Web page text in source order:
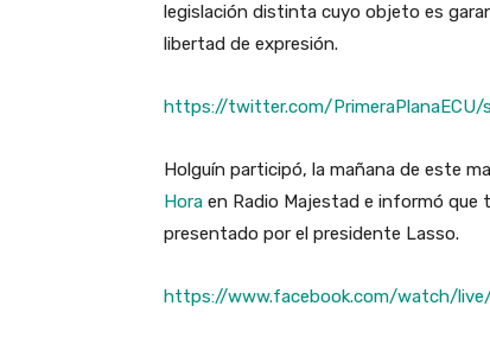
legislación distinta cuyo objeto es
libertad de expresión.
https://twitter.com/PrimeraPlanaECU/
Holguín participó, la mañana de este
Hora en Radio Majestad e informó
presentado por el presidente Lasso.
https://www.facebook.com/watch/